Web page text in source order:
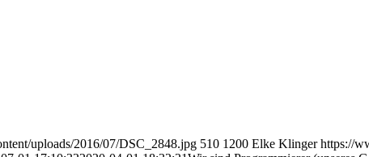
uploads/2016/07/DSC_2848.jpg 510 1200 Elke Klinger https://